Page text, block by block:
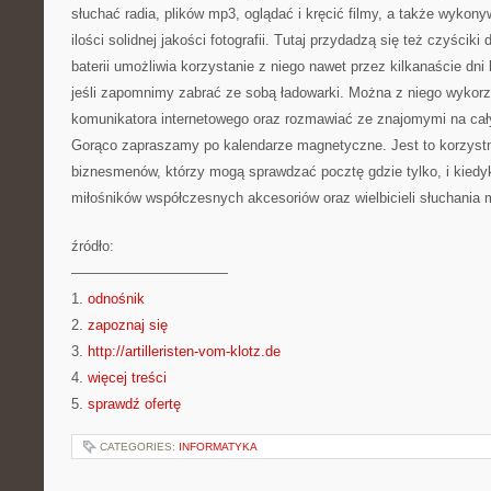
słuchać radia, plików mp3, oglądać i kręcić filmy, a także
ilości solidnej jakości fotografii. Tutaj przydadzą się też czyściki
baterii umożliwia korzystanie z niego nawet przez kilkanaście dni
jeśli zapomnimy zabrać ze sobą ładowarki. Można z niego
komunikatora internetowego oraz rozmawiać ze znajomymi na
Gorąco zapraszamy po kalendarze magnetyczne. Jest to
biznesmenów, którzy mogą sprawdzać pocztę gdzie tylko, i
miłośników współczesnych akcesoriów oraz wielbicieli
źródło:
———————————
1. odnośnik
2. zapoznaj się
3. http://artilleristen-vom-klotz.de
4. więcej treści
5. sprawdź ofertę
CATEGORIES: INFORMATYKA